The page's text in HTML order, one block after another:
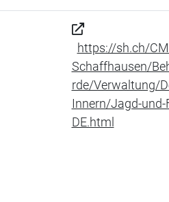
https://sh.ch/
Schaffhausen/
rde/Verwaltung/
Innern/Jagd-und-
DE.html